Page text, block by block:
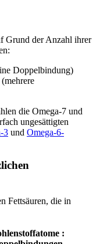
Grund der Anzahl ihrer
Doppelbindung)
(mehrere
die Omega-7 und
ungesättigten
3 und Omega-6-
Fettsäuren, die in
: